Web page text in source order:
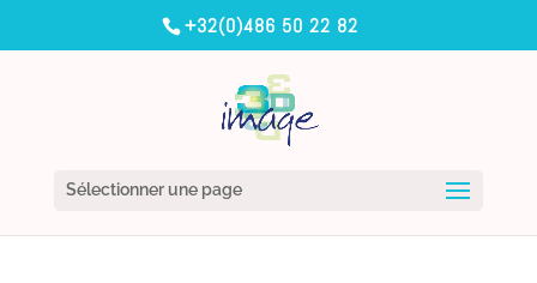
+32(0)486 50 22 82
Sélectionner une page